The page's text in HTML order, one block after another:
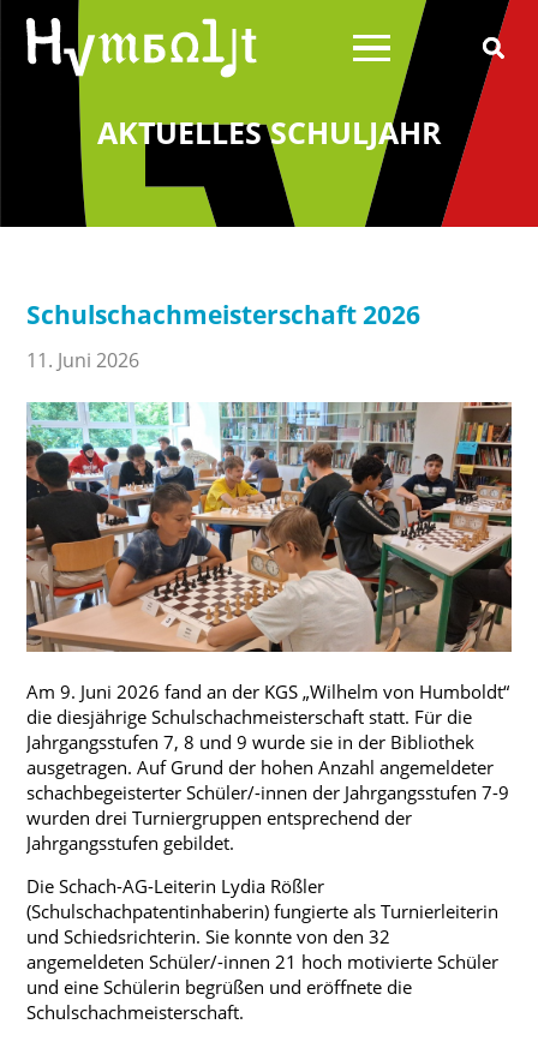
Über uns
Schulleitung
Schulelternrat
Schulförderverein
Schulsozialarbeit
Wilhelm von Humboldt
Konzept
Profil
Berufs- und Studienorientierung
Projekte
Wettbewerbe
Vertretungsplan - Schüler
Vertretungsplan - Lehrer
IServ Schulplattform
Moodle
Aktuelles Schuljahr
AKTUELLES SCHULJAHR
Schulschachmeisterschaft 2026
11. Juni 2026
Am 9. Juni 2026 fand an der KGS „Wilhelm von Humboldt“
die diesjährige Schulschachmeisterschaft statt. Für die
Jahrgangsstufen 7, 8 und 9 wurde sie in der Bibliothek
ausgetragen. Auf Grund der hohen Anzahl angemeldeter
schachbegeisterter Schüler/-innen der Jahrgangsstufen 7-9
wurden drei Turniergruppen entsprechend der
Jahrgangsstufen gebildet.
Die Schach-AG-Leiterin Lydia Rößler
(Schulschachpatentinhaberin) fungierte als Turnierleiterin
und Schiedsrichterin. Sie konnte von den 32
angemeldeten Schüler/-innen 21 hoch motivierte Schüler
und eine Schülerin begrüßen und eröffnete die
Schulschachmeisterschaft.